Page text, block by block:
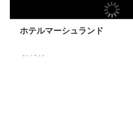
ホテルマーシュランド